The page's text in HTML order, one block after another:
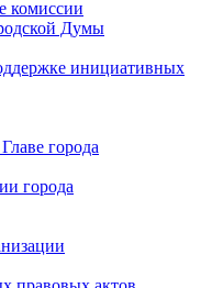
комиссии
Думы
инициативных
города
города